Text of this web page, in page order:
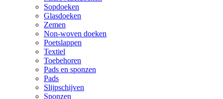
Sopdoeken
Glasdoeken
Zemen
Non-woven doeken
Poetslappen
Textiel
Toebehoren
Pads en sponzen
Pads
Slijpschijven
Sponzen